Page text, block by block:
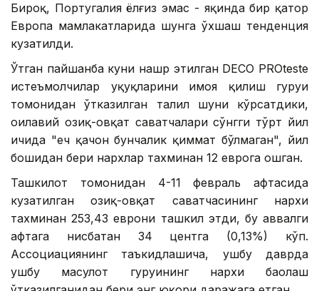
Бироқ, Португалия ёлғиз эмас - яқинда бир қатор
Европа мамлакатларида шунга ўхшаш тенденция
кузатилди.
Ўтган пайшанба куни нашр этилган DECO PROteste
истеъмолчилар ҳуқуқларини ҳимоя қилиш гуруҳи
томонидан ўтказилган таҳлил шуни кўрсатдики,
оилавий озиқ-овқат саватчалари сўнгги тўрт йил
ичида "ҳеч қачон бунчалик қиммат бўлмаган", йил
бошидан бери нархлар тахминан 12 еврога ошган.
Ташкилот томонидан 4-11 февраль ҳафтасида
кузатилган озиқ-овқат саватчасининг нархи
тахминан 253,43 еврони ташкил этди, бу аввалги
ҳафтага нисбатан 34 центга (0,13%) кўп.
Ассоциациянинг таъкидлашича, ушбу даврда
ушбу маҳсулот гуруҳининг нархи баҳолаш